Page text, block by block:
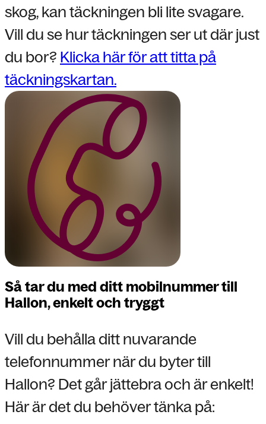
skog, kan täckningen bli lite svagare.
Vill du se hur täckningen ser ut där just
du bor? Klicka här för att titta på
täckningskartan.
Så tar du med ditt mobilnummer till
Hallon, enkelt och tryggt
Vill du behålla ditt nuvarande
telefonnummer när du byter till
Hallon? Det går jättebra och är enkelt!
Här är det du behöver tänka på: